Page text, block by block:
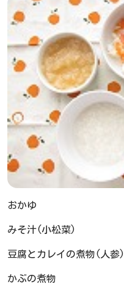
おかゆ
みそ汁(小松菜)
豆腐とカレイの煮物(人参)
かぶの煮物